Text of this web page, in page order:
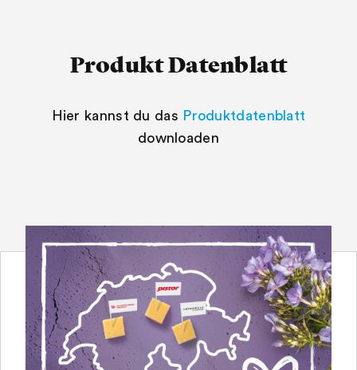
Produkt Datenblatt
Hier kannst du das Produktdatenblatt
downloaden